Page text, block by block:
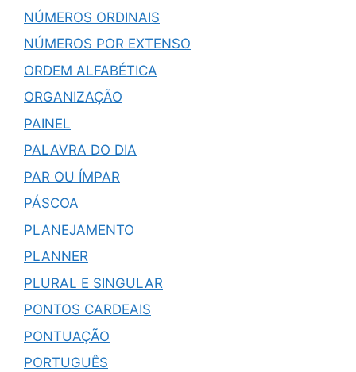
NÚMEROS ORDINAIS
NÚMEROS POR EXTENSO
ORDEM ALFABÉTICA
ORGANIZAÇÃO
PAINEL
PALAVRA DO DIA
PAR OU ÍMPAR
PÁSCOA
PLANEJAMENTO
PLANNER
PLURAL E SINGULAR
PONTOS CARDEAIS
PONTUAÇÃO
PORTUGUÊS